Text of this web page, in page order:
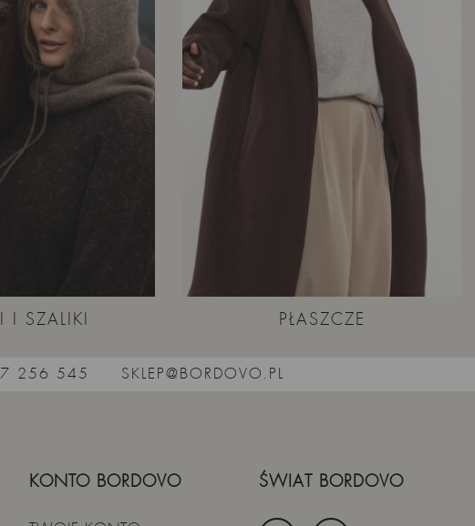
I SZALIKI PŁASZCZE
256 545 SKLEP@BORDOVO.PL
KONTO BORDOVO ŚWIAT BORDOVO